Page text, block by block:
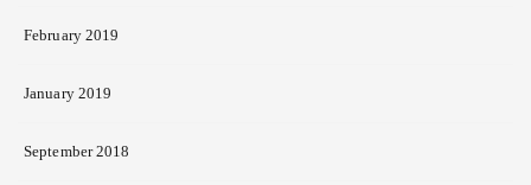
February 2019
January 2019
September 2018